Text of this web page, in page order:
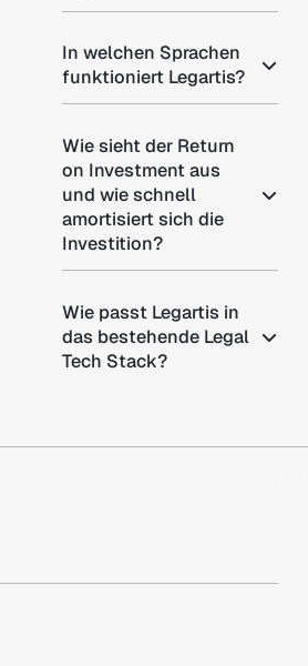
In welchen Sprachen
funktioniert Legartis?
Wie sieht der Return
on Investment aus
und wie schnell
amortisiert sich die
Investition?
Wie passt Legartis in
das bestehende Legal
Tech Stack?